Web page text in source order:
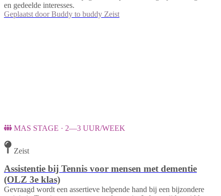
en gedeelde interesses.
Geplaatst door Buddy to buddy Zeist
MAS STAGE · 2—3 UUR/WEEK
Zeist
Assistentie bij Tennis voor mensen met dementie
(OLZ 3e klas)
Gevraagd wordt een assertieve helpende hand bij een bijzondere